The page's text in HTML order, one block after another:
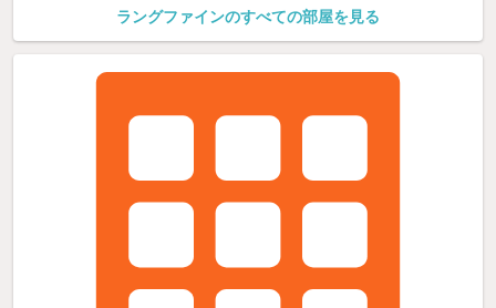
ラングファインのすべての部屋を見る